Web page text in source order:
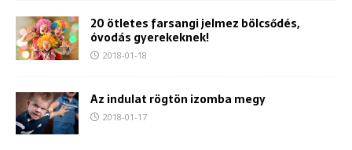
20 ötletes farsangi jelmez bölcsődés,
óvodás gyerekeknek!
2018-01-18
Az indulat rögtön izomba megy
2018-01-17